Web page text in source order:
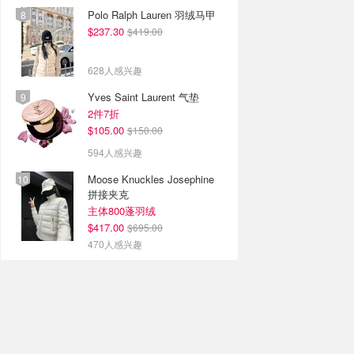
Polo Ralph Lauren 羽绒马甲
$237.30 $419.00
628人感兴趣
Yves Saint Laurent 气垫
2件7折
$105.00 $150.00
594人感兴趣
Moose Knuckles Josephine
拼接夹克
主体800蓬羽绒
$417.00 $695.00
470人感兴趣